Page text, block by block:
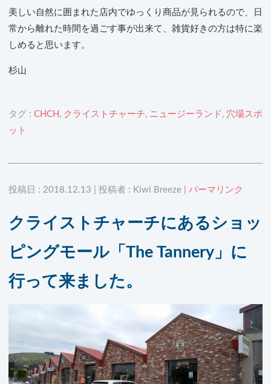
美しい自然に囲まれた店内でゆっくり商品が見られるので、日
常から離れた時間を過ごす事が出来て、雑貨好きの方は特に楽
しめると思います。
杉山
タグ : CHCH , クライストチャーチ, ニュージーランド , 穴場スポ
ット
投稿日 : 2018.12.13 | 投稿者 : Kiwi Breeze | パーマリンク
クライストチャーチにあるショッ
ピングモール「The Tannery」に
行って来ました。